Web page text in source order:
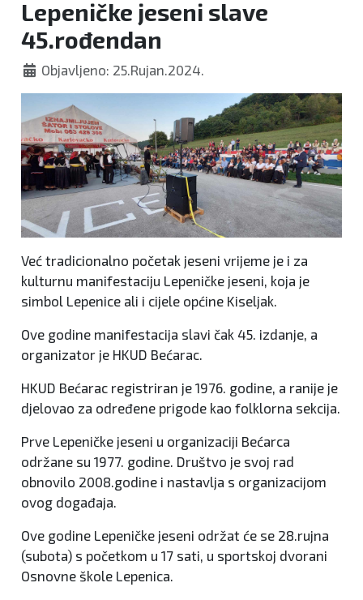
Lepeničke jeseni slave
45.rođendan
Objavljeno: 25.Rujan.2024.
Već tradicionalno početak jeseni vrijeme je i za
kulturnu manifestaciju Lepeničke jeseni, koja je
simbol Lepenice ali i cijele općine Kiseljak.
Ove godine manifestacija slavi čak 45. izdanje, a
organizator je HKUD Bećarac.
HKUD Bećarac registriran je 1976. godine, a ranije je
djelovao za određene prigode kao folklorna sekcija.
Prve Lepeničke jeseni u organizaciji Bećarca
održane su 1977. godine. Društvo je svoj rad
obnovilo 2008.godine i nastavlja s organizacijom
ovog događaja.
Ove godine Lepeničke jeseni održat će se 28.rujna
(subota) s početkom u 17 sati, u sportskoj dvorani
Osnovne škole Lepenica.